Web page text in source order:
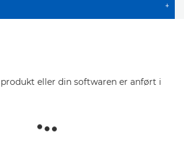
+
eller din softwaren er anført i